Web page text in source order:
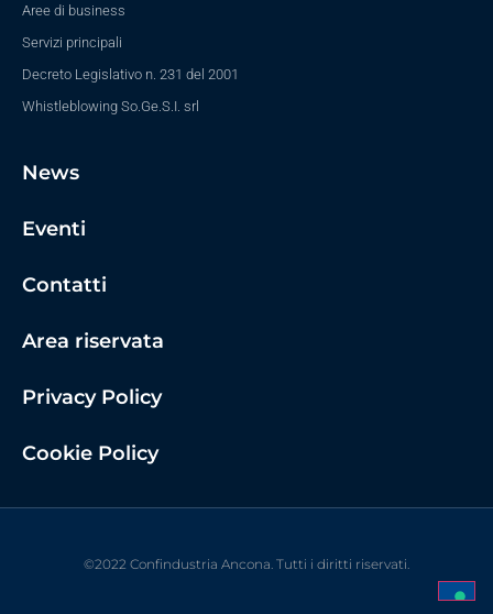
Aree di business
Servizi principali
Decreto Legislativo n. 231 del 2001
Whistleblowing So.Ge.S.I. srl
News
Eventi
Contatti
Area riservata
Privacy Policy
Cookie Policy
©2022 Confindustria Ancona. Tutti i diritti riservati.